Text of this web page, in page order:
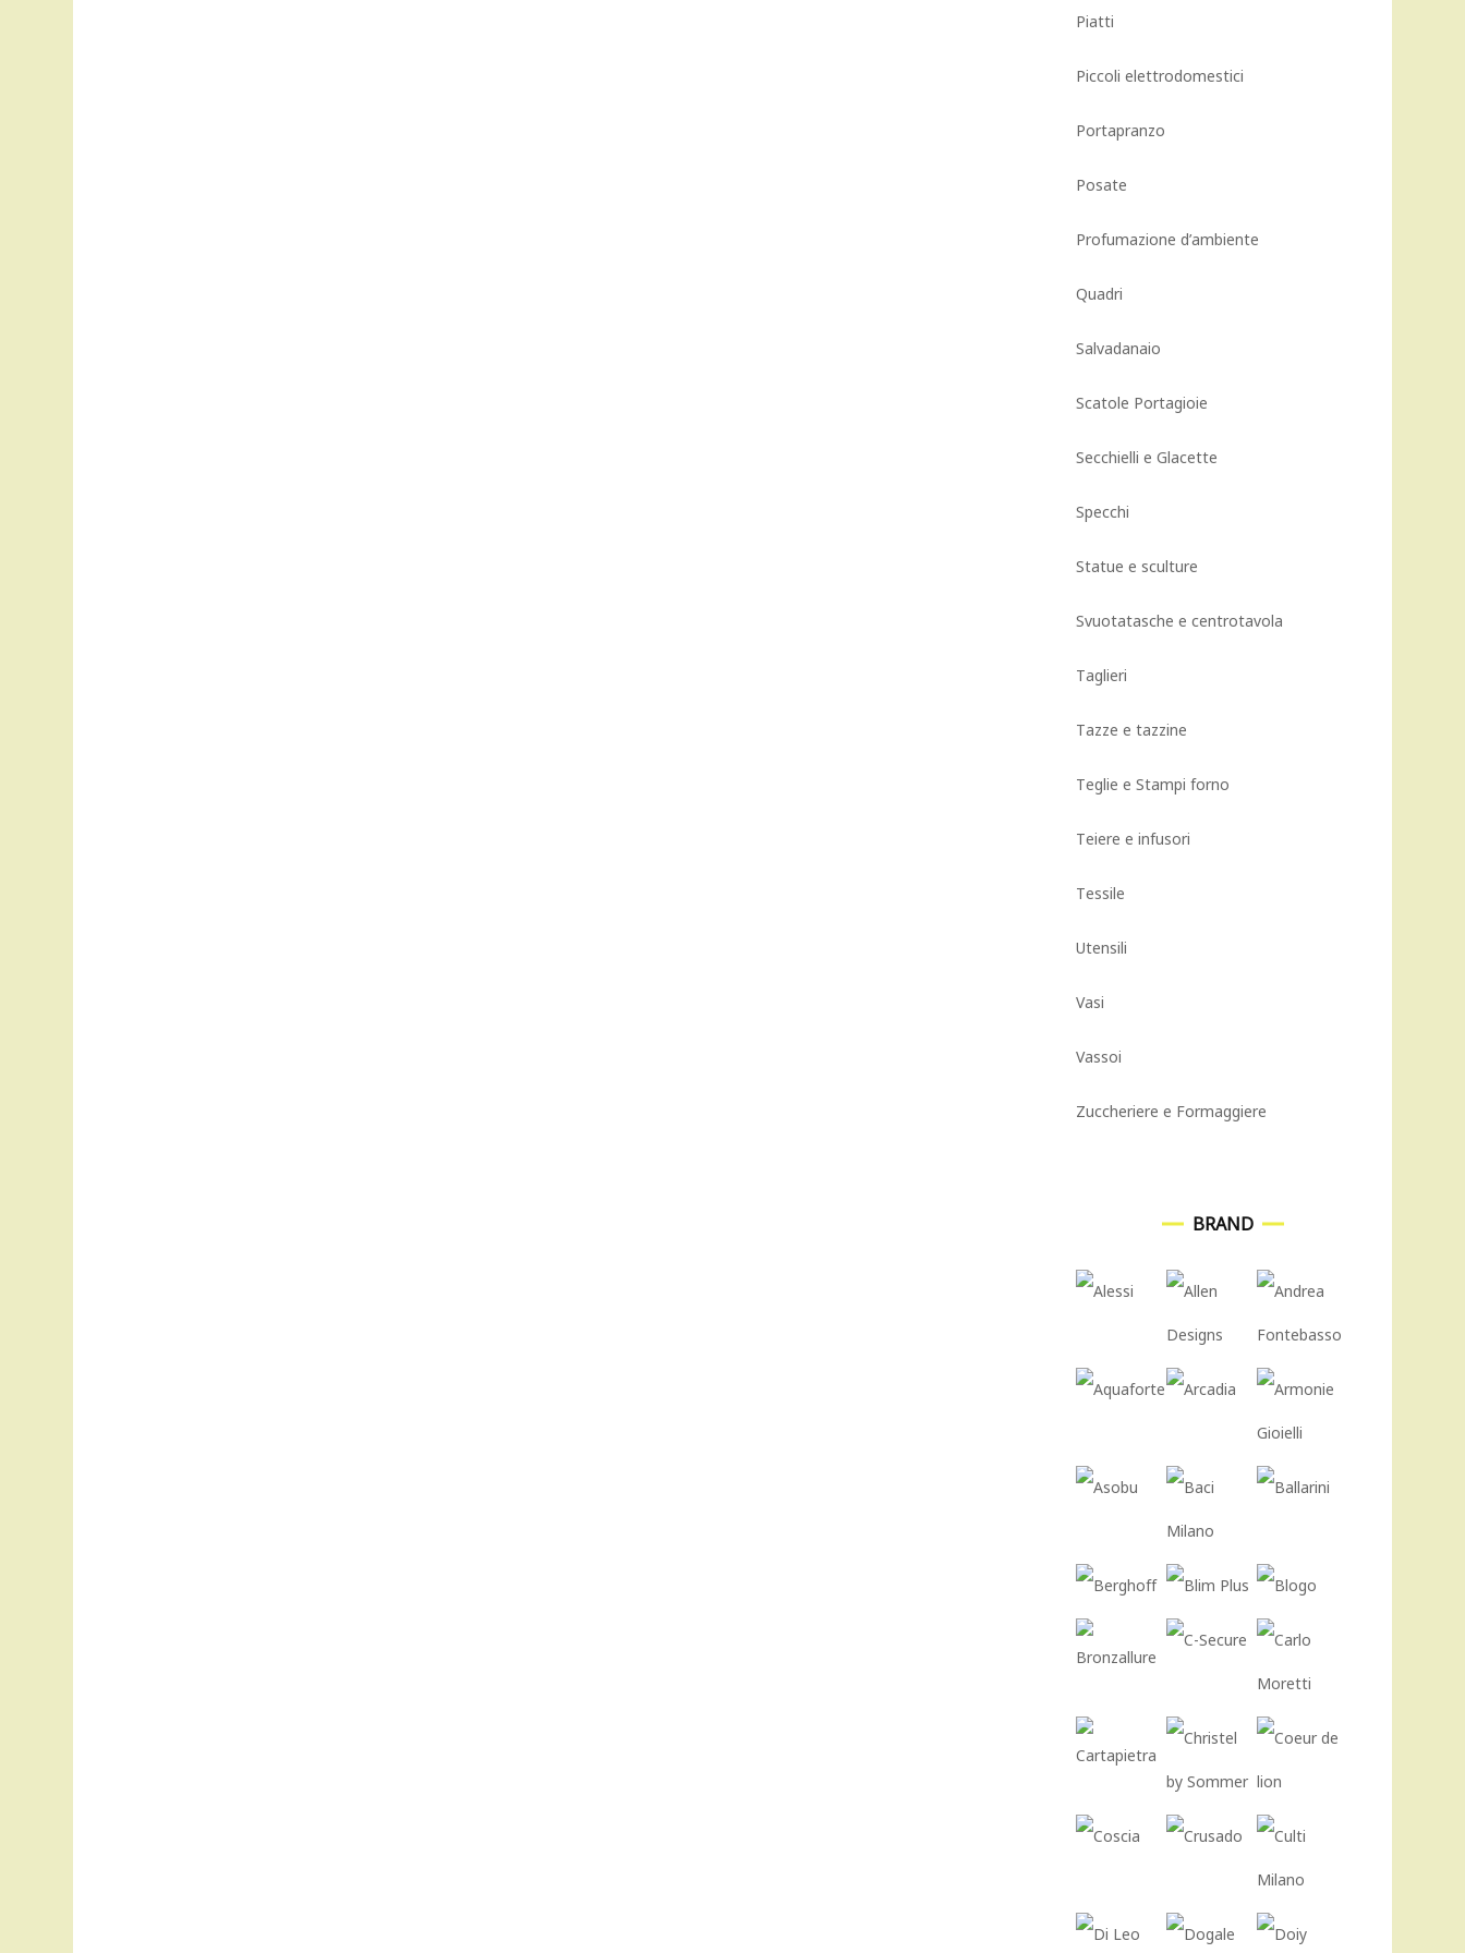
Piatti
Piccoli elettrodomestici
Portapranzo
Posate
Profumazione d’ambiente
Quadri
Salvadanaio
Scatole Portagioie
Secchielli e Glacette
Specchi
Statue e sculture
Svuotatasche e centrotavola
Taglieri
Tazze e tazzine
Teglie e Stampi forno
Teiere e infusori
Tessile
Utensili
Vasi
Vassoi
Zuccheriere e Formaggiere
BRAND